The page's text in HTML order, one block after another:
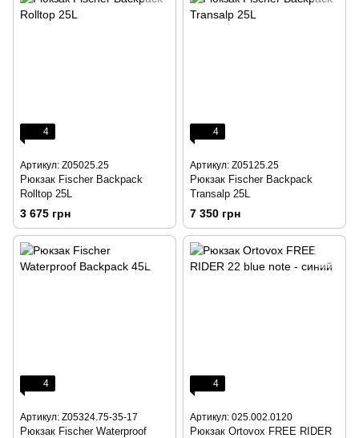
4
Артикул: Z05025.25
Рюкзак Fischer Backpack
Rolltop 25L
3 675 грн
4
Артикул: Z05125.25
Рюкзак Fischer Backpack
Transalp 25L
7 350 грн
4
Артикул: Z05324.75-35-17
Рюкзак Fischer Waterproof
4
Артикул: 025.002.0120
Рюкзак Ortovox FREE RIDER